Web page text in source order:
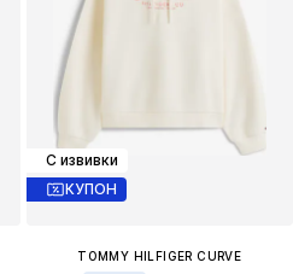
С извивки
КУПОН
TOMMY HILFIGER CURVE